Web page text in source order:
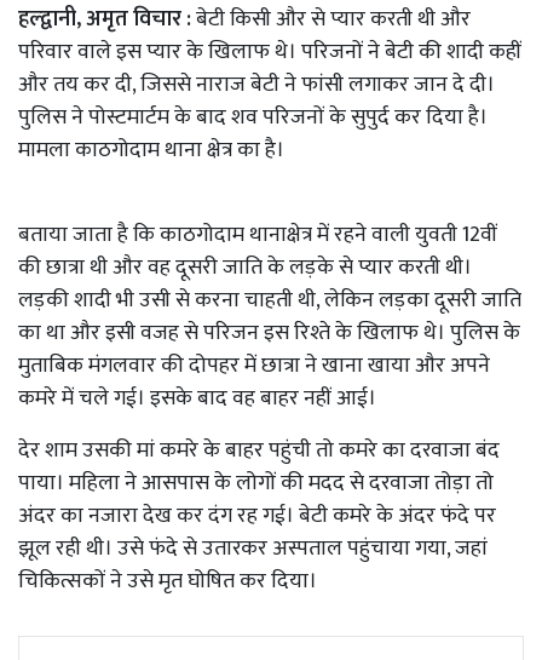
हल्द्वानी, अमृत विचार :बेटी किसी और से प्यार करती थी और
परिवार वाले इस प्यार के खिलाफ थे। परिजनों ने बेटी की शादी कहीं
और तय कर दी, जिससे नाराज बेटी ने फांसी लगाकर जान दे दी।
पुलिस ने पोस्टमार्टम के बाद शव परिजनों के सुपुर्द कर दिया है।
मामला काठगोदाम थाना क्षेत्र का है।
बताया जाता है कि काठगोदाम थानाक्षेत्र में रहने वाली युवती 12वीं
की छात्रा थी और वह दूसरी जाति के लड़के से प्यार करती थी।
लड़की शादी भी उसी से करना चाहती थी, लेकिन लड़का दूसरी जाति
का था और इसी वजह से परिजन इस रिश्ते के खिलाफ थे। पुलिस के
मुताबिक मंगलवार की दोपहर में छात्रा ने खाना खाया और अपने
कमरे में चले गई। इसके बाद वह बाहर नहीं आई।
देर शाम उसकी मां कमरे के बाहर पहुंची तो कमरे का दरवाजा बंद
पाया। महिला ने आसपास के लोगों की मदद से दरवाजा तोड़ा तो
अंदर का नजारा देख कर दंग रह गई। बेटी कमरे के अंदर फंदे पर
झूल रही थी। उसे फंदे से उतारकर अस्पताल पहुंचाया गया, जहां
चिकित्सकों ने उसे मृत घोषित कर दिया।